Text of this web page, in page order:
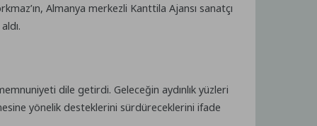
Almanya merkezli Kanttila Ajansı sanatçı
dile getirdi. Geleceğin aydınlık yüzleri
yönelik desteklerini sürdüreceklerini ifade